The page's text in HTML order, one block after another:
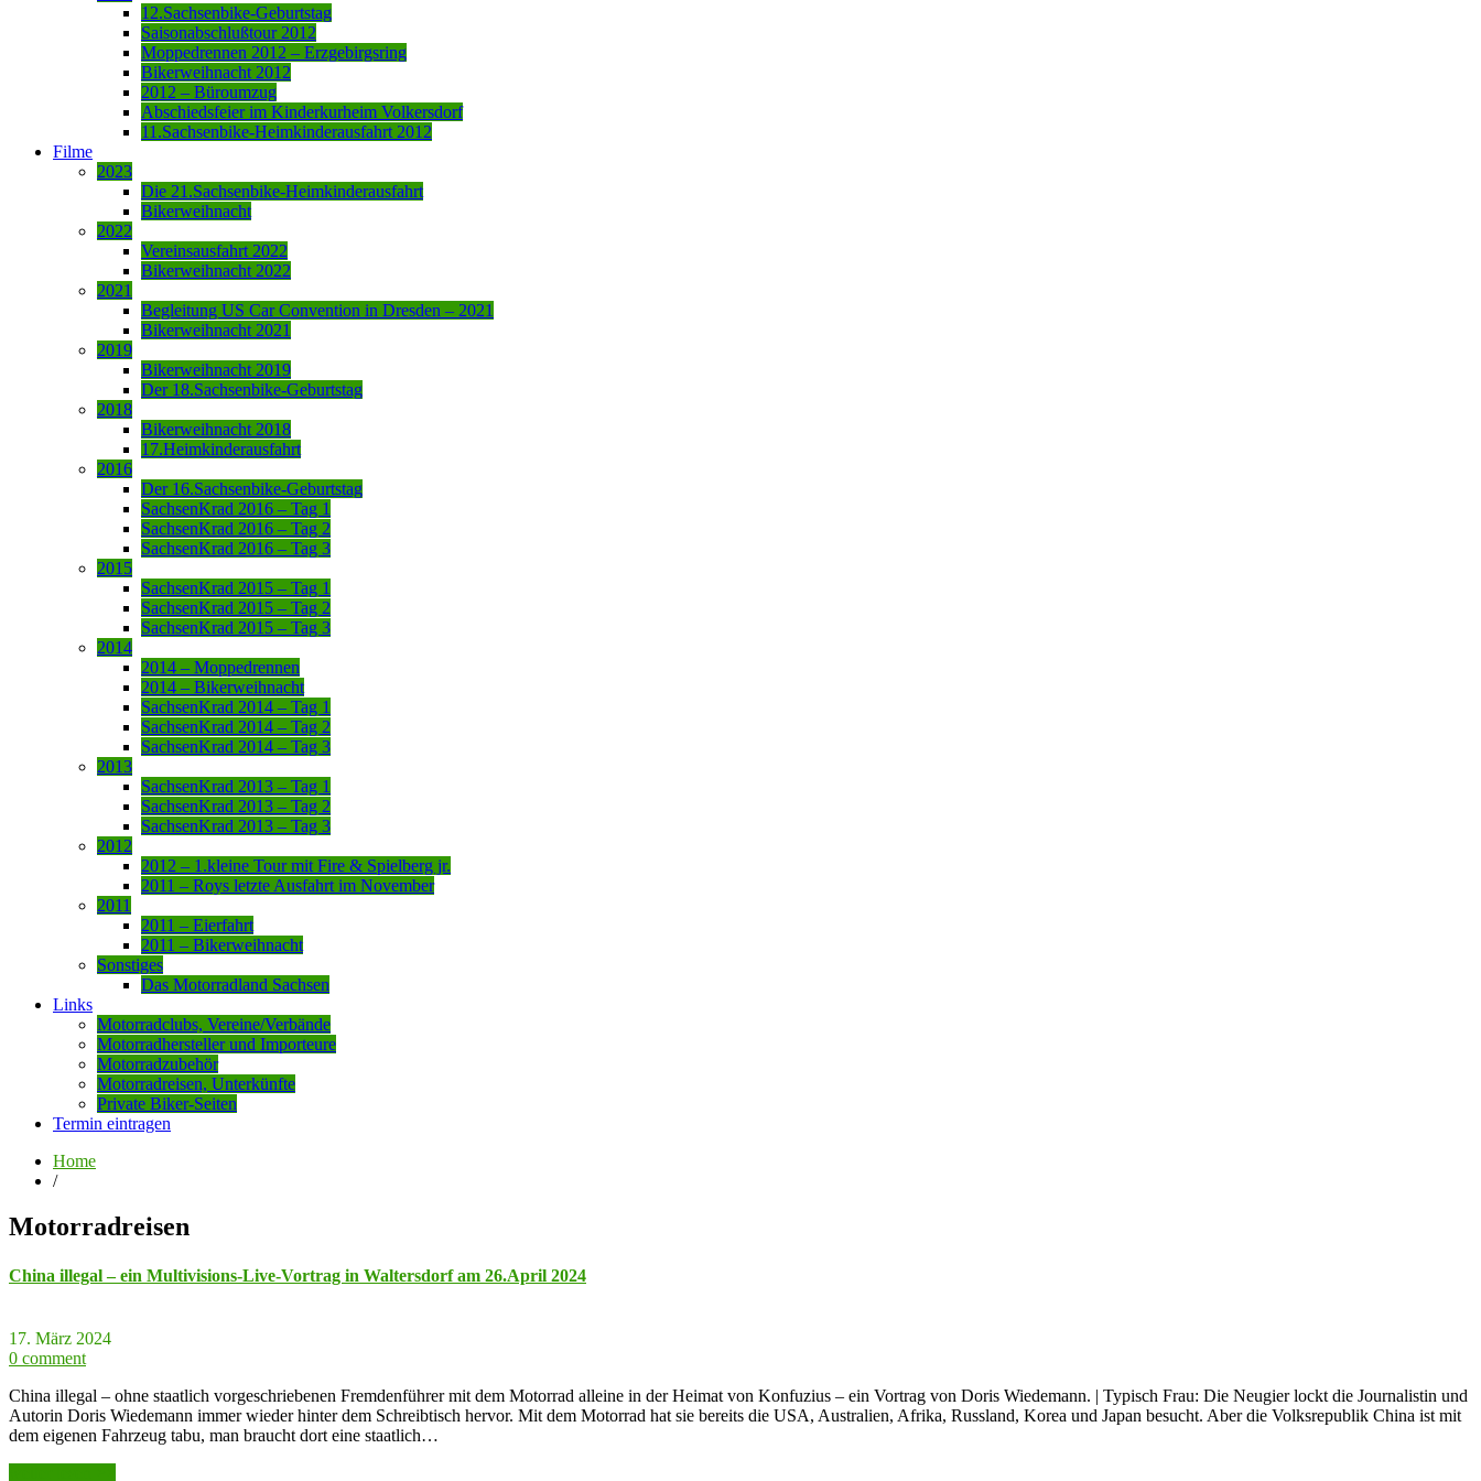
12.Sachsenbike-Geburtstag
Saisonabschlußtour 2012
Moppedrennen 2012 – Erzgebirgsring
Bikerweihnacht 2012
2012 – Büroumzug
Abschiedsfeier im Kinderkurheim Volkersdorf
11.Sachsenbike-Heimkinderausfahrt 2012
Filme
2023
Die 21.Sachsenbike-Heimkinderausfahrt
Bikerweihnacht
2022
Vereinsausfahrt 2022
Bikerweihnacht 2022
2021
Begleitung US Car Convention in Dresden – 2021
Bikerweihnacht 2021
2019
Bikerweihnacht 2019
Der 18.Sachsenbike-Geburtstag
2018
Bikerweihnacht 2018
17.Heimkinderausfahrt
2016
Der 16.Sachsenbike-Geburtstag
SachsenKrad 2016 – Tag 1
SachsenKrad 2016 – Tag 2
SachsenKrad 2016 – Tag 3
2015
SachsenKrad 2015 – Tag 1
SachsenKrad 2015 – Tag 2
SachsenKrad 2015 – Tag 3
2014
2014 – Moppedrennen
2014 – Bikerweihnacht
SachsenKrad 2014 – Tag 1
SachsenKrad 2014 – Tag 2
SachsenKrad 2014 – Tag 3
2013
SachsenKrad 2013 – Tag 1
SachsenKrad 2013 – Tag 2
SachsenKrad 2013 – Tag 3
2012
2012 – 1.kleine Tour mit Fire & Spielberg jr.
2011 – Roys letzte Ausfahrt im November
2011
2011 – Eierfahrt
2011 – Bikerweihnacht
Sonstiges
Das Motorradland Sachsen
Links
Motorradclubs, Vereine/Verbände
Motorradhersteller und Importeure
Motorradzubehör
Motorradreisen, Unterkünfte
Private Biker-Seiten
Termin eintragen
Home
/
Motorradreisen
China illegal – ein Multivisions-Live-Vortrag in Waltersdorf am 26.April 2024
17. März 2024
0 comment
China illegal – ohne staatlich vorgeschriebenen Fremdenführer mit dem Motorrad alleine in der Heimat von Konfuzius – ein Vortrag von Doris Wiedemann. | Typisch Frau: Die Neugier lockt die Journalistin und
Autorin Doris Wiedemann immer wieder hinter dem Schreibtisch hervor. Mit dem Motorrad hat sie bereits die USA, Australien, Afrika, Russland, Korea und Japan besucht. Aber die Volksrepublik China ist mit
dem eigenen Fahrzeug tabu, man braucht dort eine staatlich…